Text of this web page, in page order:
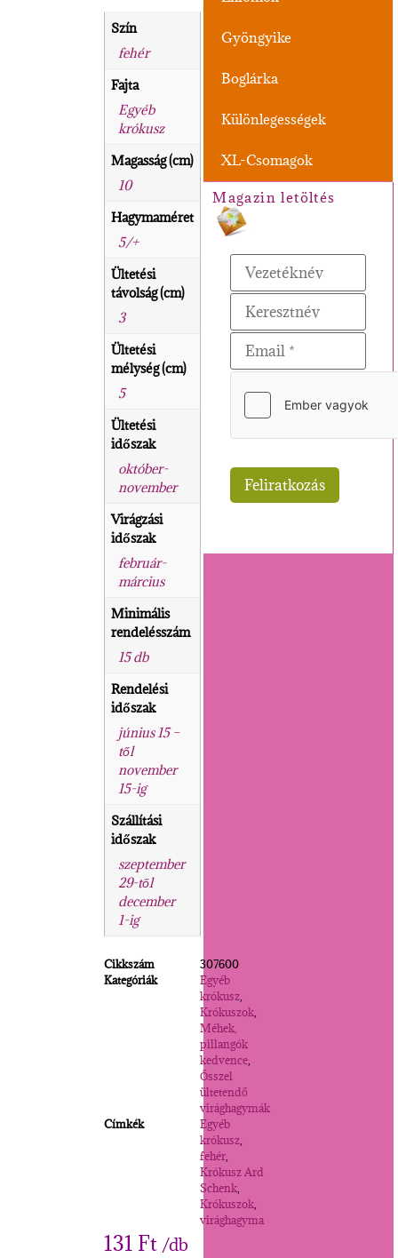
Gyöngyike
Boglárka
Különlegességek
XL-Csomagok
Magazin letöltés
Szín
fehér
Fajta
Egyéb
krókusz
Magasság (cm)
10
Hagymaméret
5/+
Ültetési
távolság (cm)
3
Ültetési
mélység (cm)
5
Ültetési
időszak
október-
november
Virágzási
időszak
február-
március
Minimális
rendelésszám
15 db
Rendelési
időszak
június 15 –
től
november
15-ig
Szállítási
időszak
szeptember
29-től
december
1-ig
Cikkszám
307600
Kategóriák
Egyéb
krókusz,
Krókuszok,
Méhek,
pillangók
kedvence,
Ősszel
ültetendő
virághagymák
Címkék
Egyéb
krókusz,
fehér,
Krókusz Ard
Schenk,
Krókuszok,
virághagyma
131 Ft /db